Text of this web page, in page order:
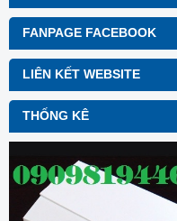
FANPAGE FACEBOOK
LIÊN KẾT WEBSITE
THỐNG KÊ